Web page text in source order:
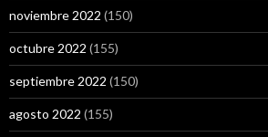
noviembre 2022 (150)
octubre 2022 (155)
septiembre 2022 (150)
agosto 2022 (155)